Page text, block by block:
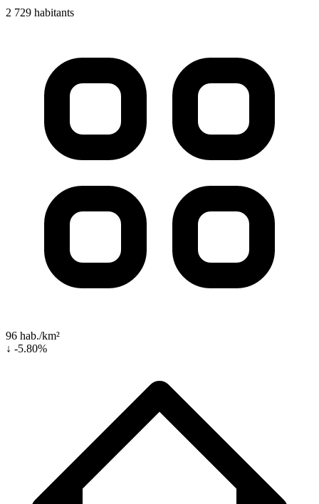
2 729 habitants
96 hab./km²
↓ -5.80%